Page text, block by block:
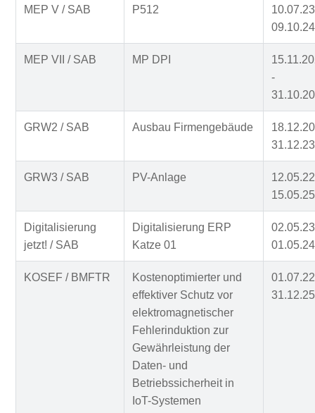
MEP V / SAB P512
09.10.24
MEP VII / SAB MP DPI
-
GRW2 / SAB Ausbau Firmengebäude
31.12.23
GRW3 / SAB PV-Anlage
15.05.25
Digitalisierung
jetzt! / SAB
Digitalisierung ERP
Katze 01
01.05.24
KOSEF / BMFTR
Kostenoptimierter und
effektiver Schutz vor
elektromagnetischer
Fehlerinduktion zur
Gewährleistung der
Daten- und
Betriebssicherheit in
IoT-Systemen
31.12.25